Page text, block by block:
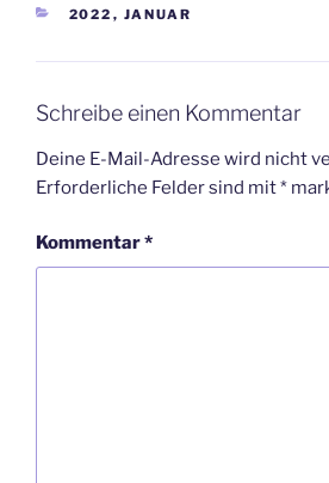
KATEGORIEN
2022 , JANUAR
Schreibe einen Kommentar
Deine E-Mail-Adresse wird nicht
Erforderliche Felder sind mit*
Kommentar*